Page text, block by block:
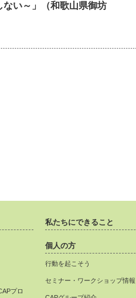
ない～」（和歌山県御坊
プロ
私たちにできること
個人の方
行動を起こそう
セミナー・ワークショップ情報